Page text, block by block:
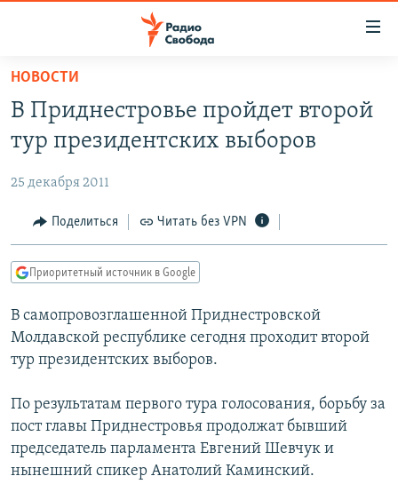
упрощенного
доступа
основному
Вернутся
главной
навигации
Вернутся
поиску
ПОДКАСТЫ
АВТОРСКИЕ ПРОЕКТЫ
ЦИТАТЫ СВОБОДЫ
МНЕНИЯ
IDEL.РЕАЛИИ
КАВКАЗ.РЕАЛИИ
СЕВЕР.РЕАЛИИ
РАСПИСАНИЕ ВЕЩАНИЯ
ПОДПИШИТЕСЬ НА РАССЫЛКУ
НОВОСТИ
В Приднестровье пройдет второй
тур президентских выборов
25 декабря 2011
Поделиться Читать без VPN
Приоритетный источник в Google
В самопровозглашенной Приднестровской
Молдавской республике сегодня проходит второй
тур президентских выборов.
По результатам первого тура голосования, борьбу за
пост главы Приднестровья продолжат бывший
председатель парламента Евгений Шевчук и
нынешний спикер Анатолий Каминский.